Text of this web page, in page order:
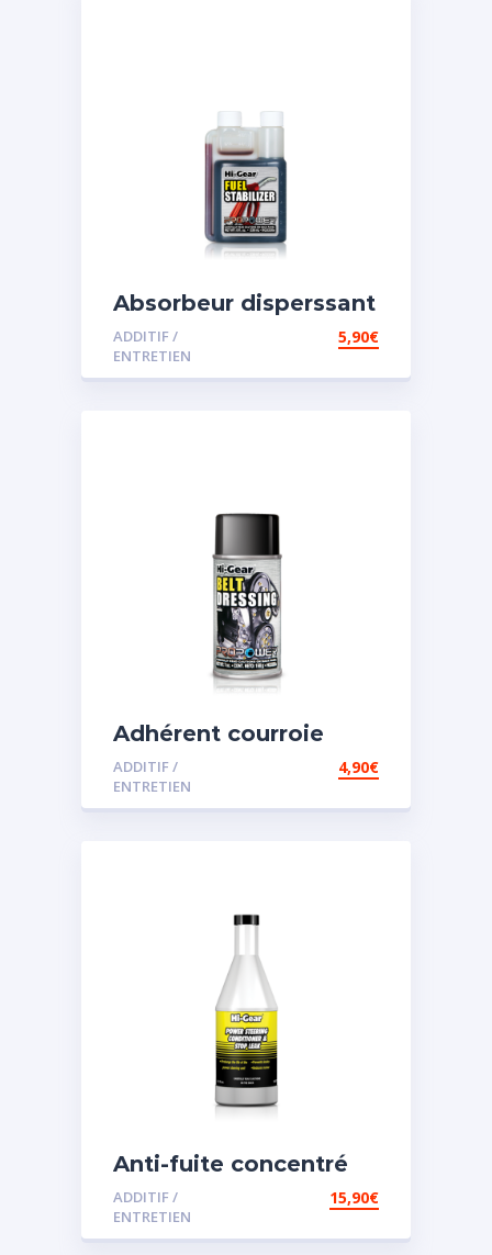
Absorbeur disperssant
d’eau pour carburant
ADDITIF /
ENTRETIEN
5,90€
Adhérent courroie
ADDITIF /
ENTRETIEN
4,90€
Anti-fuite concentré
pour direction
assistée
ADDITIF /
ENTRETIEN
15,90€